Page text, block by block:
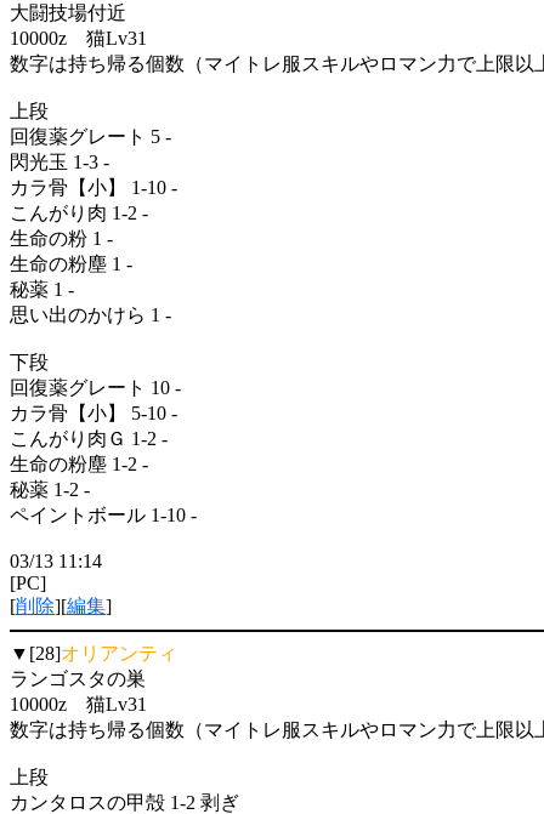
大闘技場付近
10000z 猫Lv31
数字は持ち帰る個数（マイトレ服スキルやロマン力で上限以
上段
回復薬グレート 5 -
閃光玉 1-3 -
カラ骨【小】 1-10 -
こんがり肉 1-2 -
生命の粉 1 -
生命の粉塵 1 -
秘薬 1 -
思い出のかけら 1 -
下段
回復薬グレート 10 -
カラ骨【小】 5-10 -
こんがり肉Ｇ 1-2 -
生命の粉塵 1-2 -
秘薬 1-2 -
ペイントボール 1-10 -
03/13 11:14
[PC]
[削除][編集]
▼[28]オリアンティ
ランゴスタの巣
10000z 猫Lv31
数字は持ち帰る個数（マイトレ服スキルやロマン力で上限以
上段
カンタロスの甲殻 1-2 剥ぎ